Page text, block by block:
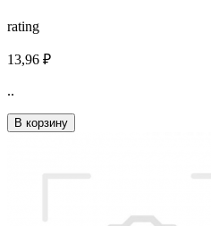
rating
13,96 ₽
..
В корзину